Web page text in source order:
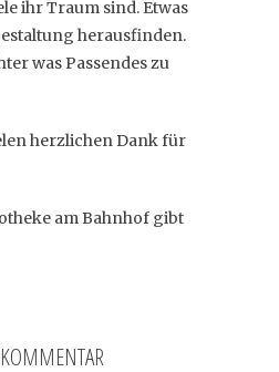
ihr Traum sind. Etwas
herausfinden.
was Passendes zu
herzlichen Dank für
am Bahnhof gibt